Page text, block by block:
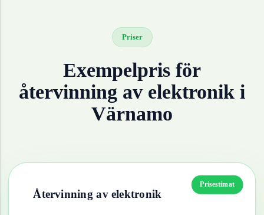
Priser
Exempelpris för
återvinning av elektronik i
Värnamo
Prisestimat
Återvinning av elektronik